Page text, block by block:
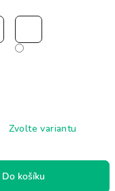
Zvolte variantu
Do košíku